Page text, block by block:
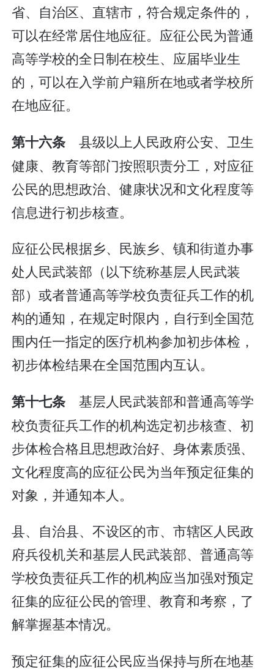
省、自治区、直辖市，符合规定条件的，
可以在经常居住地应征。应征公民为普通
高等学校的全日制在校生、应届毕业生
的，可以在入学前户籍所在地或者学校所
在地应征。
第十六条 县级以上人民政府公安、卫生
健康、教育等部门按照职责分工，对应征
公民的思想政治、健康状况和文化程度等
信息进行初步核查。
应征公民根据乡、民族乡、镇和街道办事
处人民武装部（以下统称基层人民武装
部）或者普通高等学校负责征兵工作的机
构的通知，在规定时限内，自行到全国范
围内任一指定的医疗机构参加初步体检，
初步体检结果在全国范围内互认。
第十七条 基层人民武装部和普通高等学
校负责征兵工作的机构选定初步核查、初
步体检合格且思想政治好、身体素质强、
文化程度高的应征公民为当年预定征集的
对象，并通知本人。
县、自治县、不设区的市、市辖区人民政
府兵役机关和基层人民武装部、普通高等
学校负责征兵工作的机构应当加强对预定
征集的应征公民的管理、教育和考察，了
解掌握基本情况。
预定征集的应征公民应当保持与所在地基